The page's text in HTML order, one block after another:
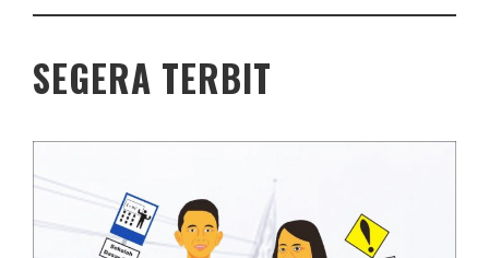
SEGERA TERBIT